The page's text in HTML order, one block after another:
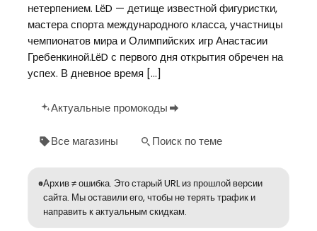
нетерпением. LёD — детище известной фигуристки,
мастера спорта международного класса, участницы
чемпионатов мира и Олимпийских игр Анастасии
Гребенкиной.LёD с первого дня открытия обречен на
успех. В дневное время […]
Актуальные промокоды
Все магазины Поиск по теме
Архив ≠ ошибка. Это старый URL из прошлой версии
сайта. Мы оставили его, чтобы не терять трафик и
направить к актуальным скидкам.